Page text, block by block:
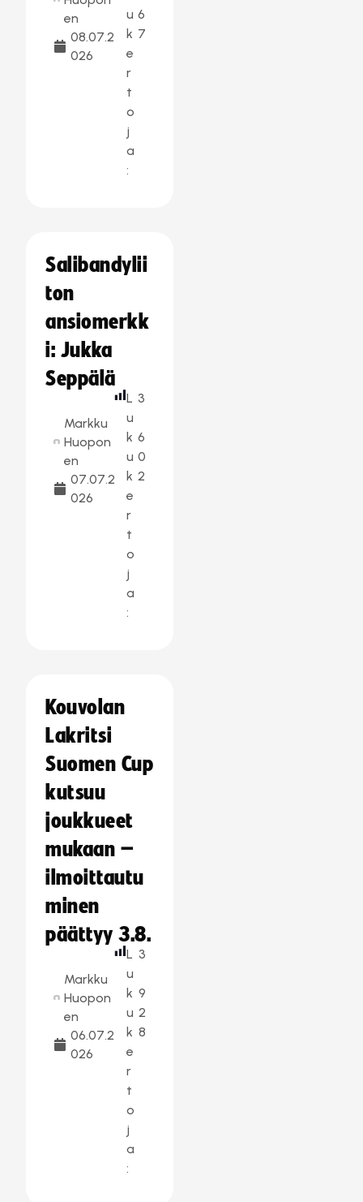
en
08.07.2
026
u
k
e
r
t
o
j
a
:
6
7
Salibandylii
ton
ansiomerkk
i: Jukka
Seppälä
Markku
Huopon
en
07.07.2
026
L
u
k
u
k
e
r
t
o
j
a
:
3
6
0
2
Kouvolan
Lakritsi
Suomen Cup
kutsuu
joukkueet
mukaan –
ilmoittautu
minen
päättyy 3.8.
Markku
Huopon
en
06.07.2
026
L
u
k
u
k
e
r
t
o
j
a
:
3
9
2
8